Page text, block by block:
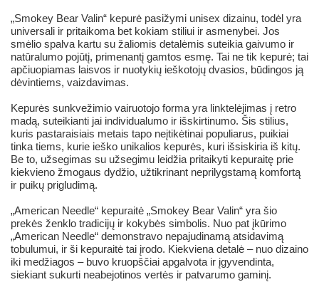
„Smokey Bear Valin“ kepurė pasižymi unisex dizainu, todėl yra
universali ir pritaikoma bet kokiam stiliui ir asmenybei. Jos
smėlio spalva kartu su žaliomis detalėmis suteikia gaivumo ir
natūralumo pojūtį, primenantį gamtos esmę. Tai ne tik kepurė; tai
apčiuopiamas laisvos ir nuotykių ieškotojų dvasios, būdingos ją
dėvintiems, vaizdavimas.
Kepurės sunkvežimio vairuotojo forma yra linktelėjimas į retro
madą, suteikianti jai individualumo ir išskirtinumo. Šis stilius,
kuris pastaraisiais metais tapo neįtikėtinai populiarus, puikiai
tinka tiems, kurie ieško unikalios kepurės, kuri išsiskiria iš kitų.
Be to, užsegimas su užsegimu leidžia pritaikyti kepuraitę prie
kiekvieno žmogaus dydžio, užtikrinant neprilygstamą komfortą
ir puikų prigludimą.
„American Needle“ kepuraitė „Smokey Bear Valin“ yra šio
prekės ženklo tradicijų ir kokybės simbolis. Nuo pat įkūrimo
„American Needle“ demonstravo nepajudinamą atsidavimą
tobulumui, ir ši kepuraitė tai įrodo. Kiekviena detalė – nuo dizaino
iki medžiagos – buvo kruopščiai apgalvota ir įgyvendinta,
siekiant sukurti neabejotinos vertės ir patvarumo gaminį.